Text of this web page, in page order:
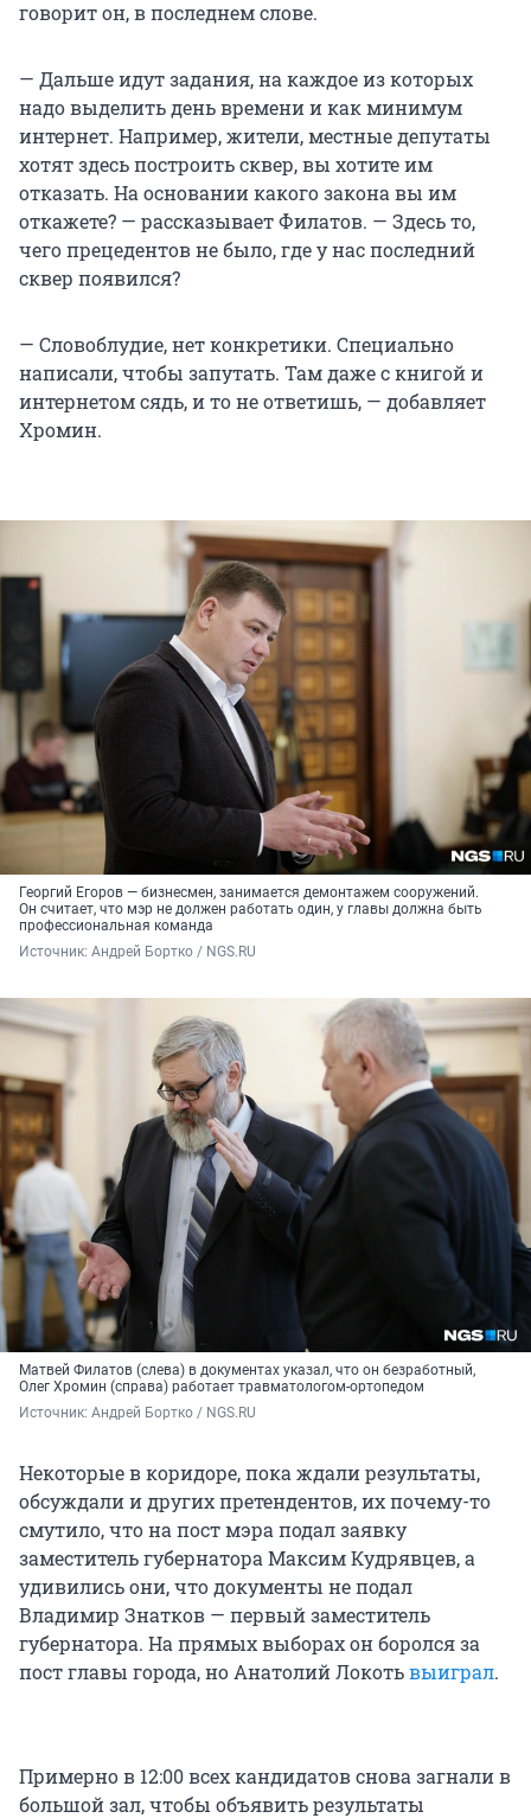
говорит он, в последнем слове.
— Дальше идут задания, на каждое из которых
надо выделить день времени и как минимум
интернет. Например, жители, местные депутаты
хотят здесь построить сквер, вы хотите им
отказать. На основании какого закона вы им
откажете? — рассказывает Филатов. — Здесь то,
чего прецедентов не было, где у нас последний
сквер появился?
— Словоблудие, нет конкретики. Специально
написали, чтобы запутать. Там даже с книгой и
интернетом сядь, и то не ответишь, — добавляет
Хромин.
Георгий Егоров — бизнесмен, занимается демонтажем сооружений.
Он считает, что мэр не должен работать один, у главы должна быть
профессиональная команда
Источник: Андрей Бортко / NGS.RU
Матвей Филатов (слева) в документах указал, что он безработный,
Олег Хромин (справа) работает травматологом-ортопедом
Источник: Андрей Бортко / NGS.RU
Некоторые в коридоре, пока ждали результаты,
обсуждали и других претендентов, их почему-то
смутило, что на пост мэра подал заявку
заместитель губернатора Максим Кудрявцев, а
удивились они, что документы не подал
Владимир Знатков — первый заместитель
губернатора. На прямых выборах он боролся за
пост главы города, но Анатолий Локотьвыиграл.
Примерно в 12:00 всех кандидатов снова загнали в
большой зал, чтобы объявить результаты